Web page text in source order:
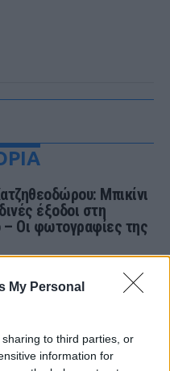
My Personal
to third parties, or
information for
Μπικίνι
έξοδοι στη
Οι φωτογραφίες της
στιγμιότυπων από τις
της διακοπές στο «νησί
Καληφώνη στην
μπικίνι ‑ δείτε